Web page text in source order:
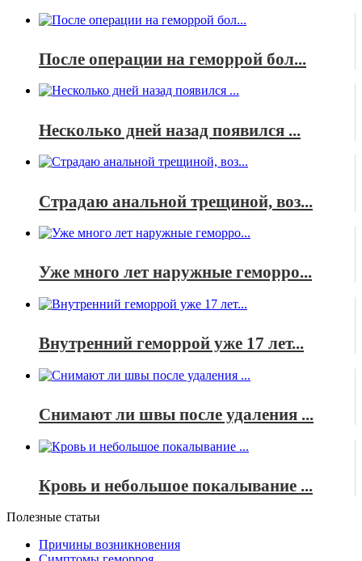
После операции на геморрой бол...
Несколько дней назад появился ...
Страдаю анальной трещиной, воз...
Уже много лет наружные геморро...
Внутренний геморрой уже 17 лет...
Снимают ли швы после удаления ...
Кровь и небольшое покалывание ...
Полезные статьи
Причины возникновения